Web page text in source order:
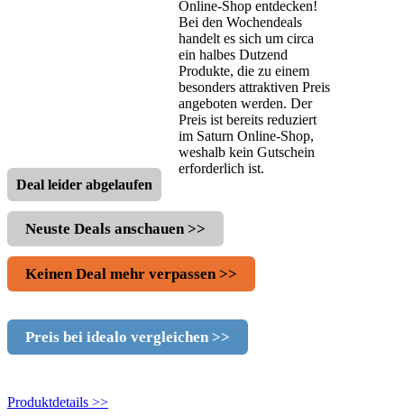
Online-Shop entdecken!
Bei den Wochendeals
handelt es sich um circa
ein halbes Dutzend
Produkte, die zu einem
besonders attraktiven Preis
angeboten werden. Der
Preis ist bereits reduziert
im Saturn Online-Shop,
weshalb kein Gutschein
erforderlich ist.
Deal leider abgelaufen
Neuste Deals anschauen >>
Keinen Deal mehr verpassen >>
Preis bei idealo vergleichen >>
Produktdetails >>